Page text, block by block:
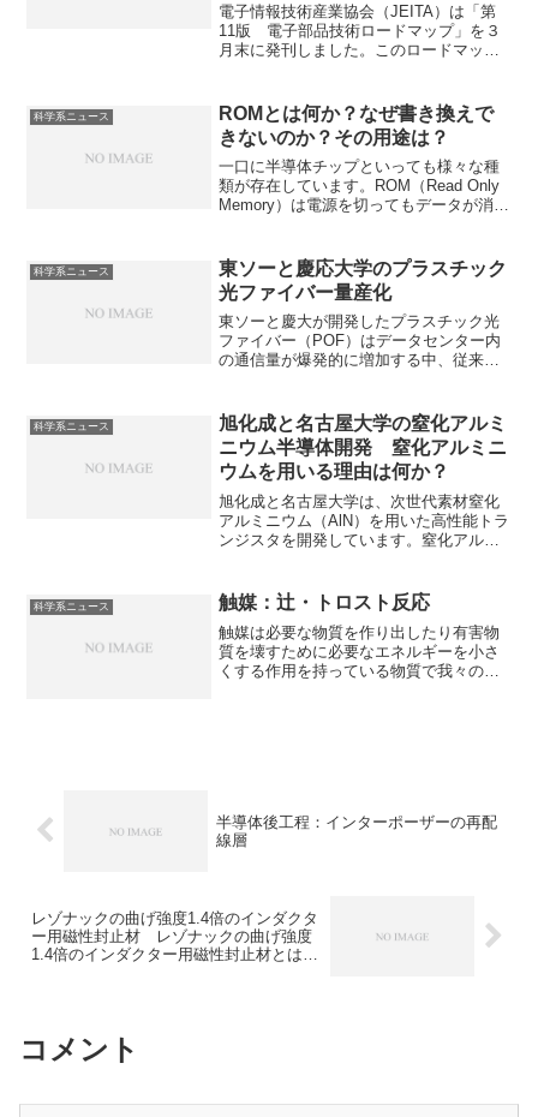
電子情報技術産業協会（JEITA）は「第
11版 電子部品技術ロードマップ」を３
月末に発刊しました。このロードマップ
た、長期ビジョンの技術戦略ロードマッ
プで5つの重点分野から構成されて、2023
年に発表されています。ロードマップ策
定の目的や重点分野について知ることが
できます。
科学系ニュース
ROMとは何か？なぜ書き換えで
きないのか？その用途は？
一口に半導体チップといっても様々な種
類が存在しています。ROM（Read Only
Memory）は電源を切ってもデータが消え
モリがあっても、ROMが使用される理由
を知ることができます。
科学系ニュース
東ソーと慶応大学のプラスチック
光ファイバー量産化
東ソーと慶大が開発したプラスチック光
ファイバー（POF）はデータセンター内
の通信量が爆発的に増加する中、従来の
を使うメリットや速度を速くできた理由
を知ることができます。
科学系ニュース
旭化成と名古屋大学の窒化アルミ
ニウム半導体開発 窒化アルミニ
ウムを用いる理由は何か？
旭化成と名古屋大学は、次世代素材窒化
アルミニウム（AlN）を用いた高性能トラ
ンジスタを開発しています。窒化アルミ
放熱性」を兼ね備えています。どのよう
に窒化アルミニウムを使用した半導体を
実現したのかを知ることができます。
科学系ニュース 触媒：辻・トロスト反応
触媒は必要な物質を作り出したり有害物
質を壊すために必要なエネルギーを小さ
くする作用を持っている物質で我々の生
半導体後工程：インターポーザーの再配
線層
レゾナックの曲げ強度1.4倍のインダクタ
ー用磁性封止材 レゾナックの曲げ強度
1.4倍のインダクター用磁性封止材とは何
コメント